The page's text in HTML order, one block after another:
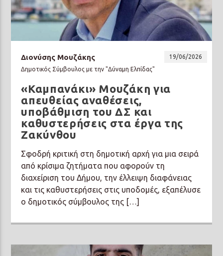
ΑΝΑΣΑ
ΣΤΕΛΙΟΣ ΡΟΚΚΟΣ, ΠΑΟΛΑ
Prisma Radio 90,2
Διονύσης Μουζάκης
19/06/2026
Δημοτικός Σύμβουλος με την "Δύναμη Ελπίδας"
«Καμπανάκι» Μουζάκη για
απευθείας αναθέσεις,
υποβάθμιση του ΔΣ και
καθυστερήσεις στα έργα της
Ζακύνθου
Σφοδρή κριτική στη δημοτική αρχή για μια σειρά
από κρίσιμα ζητήματα που αφορούν τη
διαχείριση του Δήμου, την έλλειψη διαφάνειας
και τις καθυστερήσεις στις υποδομές, εξαπέλυσε
ο δημοτικός σύμβουλος της […]